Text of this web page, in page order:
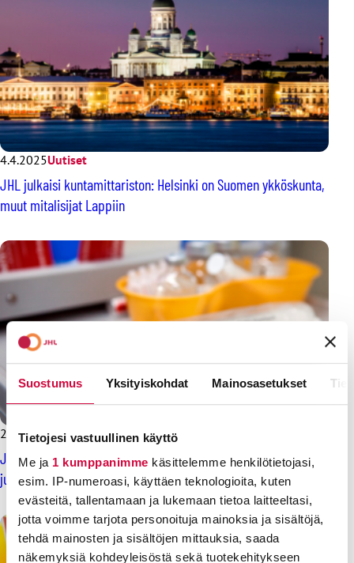
Suostumus Yksityiskohdat Mainosasetukset
Tietojesi vastuullinen käyttö
Me ja 1 kumppanimme käsittelemme henkilötietojasi,
esim. IP-numeroasi, käyttäen teknologioita, kuten
evästeitä, tallentamaan ja lukemaan tietoa laitteeltasi,
jotta voimme tarjota personoituja mainoksia ja sisältöjä,
tehdä mainosten ja sisältöjen mittauksia, saada
näkemyksiä kohdeyleisöstä sekä tuotekehitykseen
4.4.2025Uutiset
JHL julkaisi kuntamittariston: Helsinki on Suomen ykköskunta,
muut mitalisijat Lappiin
20.3.2025Uutiset
JHL:n tutkimus: Yli miljoona suomalaista on sitä mieltä, että
julkiset palvelut ovat heikentyneet viime vuosina